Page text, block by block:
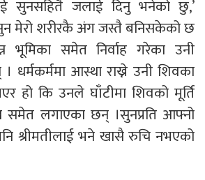
सुनसहितै जलाई दिनु भनेको छु,’
मेरो शरीरकै अंग जस्तै बनिसकेको छ
भूमिका समेत निर्वाह गरेका उनी
धर्मकर्ममा आस्था राख्ने उनी शिवका
हो कि उनले घाँटीमा शिवको मूर्ति
समेत लगाएका छन् ।सुनप्रति आफ्नो
श्रीमतीलाई भने खासै रुचि नभएको